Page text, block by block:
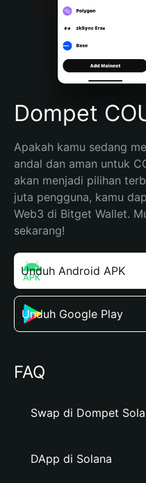
Português (Brasil)
Español (Argentina)
Dompet
Apakah kamu sedang
andal dan aman untuk
akan menjadi pilihan
juta pengguna, kamu
Web3 di Bitget Wallet.
sekarang!
Unduh Android APK
Unduh Google Play
FAQ
Swap di Dompet
DApp di Solana